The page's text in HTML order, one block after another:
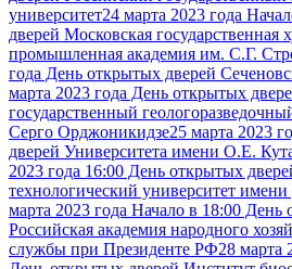
университет24 марта 2023 года
дверей Московская государственная
промышленная академия им. С.Г.
года День открытых дверей
марта 2023 года День открытых
государственный
Серго Орджоникидзе25 марта 2023
дверей Университета имени О.Е.
2023 года 16:00 День открытых
технологический университет
марта 2023 года Начало в 18:00 День
Российская академия народного
службы при Президенте РФ28 марта